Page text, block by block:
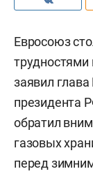
Евросоюз
трудностями
заявил
президента
обратил
газовых
перед